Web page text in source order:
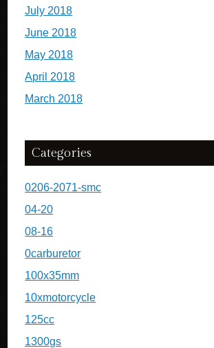
July 2018
June 2018
May 2018
April 2018
March 2018
Categories
0206-2071-smc
04-20
08-16
0carburetor
100x35mm
10xmotorcycle
125cc
1300gs